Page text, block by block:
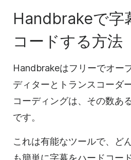
Handbrakeで字
コードする方法
Handbrakeはフリーでオー
ディターとトランスコーダ
コーディングは、その数あ
です。
これは有能なツールで、ど
も簡単に字幕をハードコー